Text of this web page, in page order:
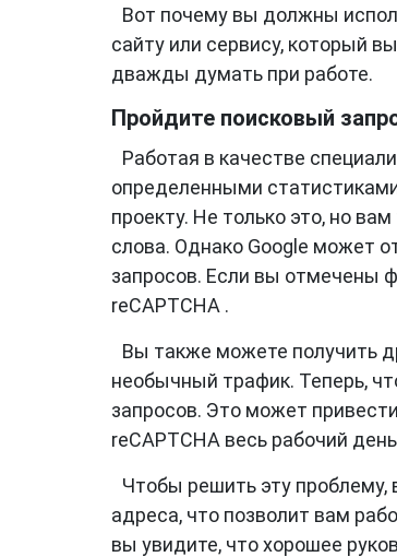
Вот почему вы должны
сайту или сервису, который
дважды думать при работе.
Пройдите поисковый
Работая в качестве
определенными статистиками
проекту. Не только это, но
слова. Однако Google может
запросов. Если вы отмечены
reCAPTCHA .
Вы также можете получить
необычный трафик. Теперь,
запросов. Это может
reCAPTCHA весь рабочий
Чтобы решить эту
адреса, что позволит вам
вы увидите, что хорошее